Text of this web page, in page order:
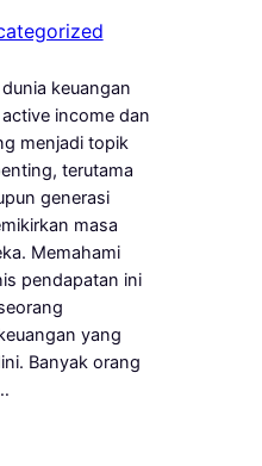
keuangan
income dan
menjadi topik
terutama
generasi
masa
Memahami
pendapatan ini
yang
Banyak orang